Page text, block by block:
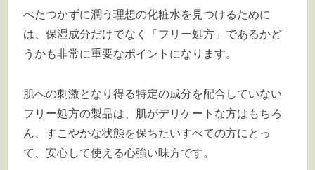
べたつかずに潤う理想の化粧水を見つけるために
は、保湿成分だけでなく「フリー処方」であるかど
うかも非常に重要なポイントになります。
肌への刺激となり得る特定の成分を配合していない
フリー処方の製品は、肌がデリケートな方はもちろ
ん、すこやかな状態を保ちたいすべての方にとっ
て、安心して使える心強い味方です。